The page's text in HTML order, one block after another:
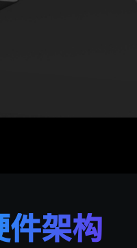
件架构